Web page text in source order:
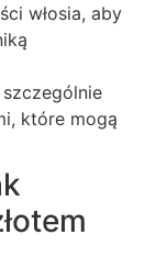
włosia, aby
które mogą